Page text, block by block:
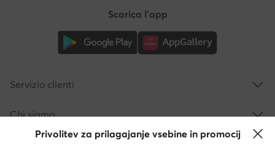
Scarica l'app
Servizio clienti
Chi siamo
Privolitev za prilagajanje vsebine in promocij